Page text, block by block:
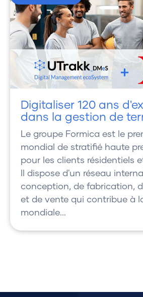
Digitaliser 120 ans
dans la gestion de
Le groupe Formica est le
mondial de stratifié haute
pour les clients résidentiels
Il dispose d'un réseau
conception, de fabrication,
et de vente qui contribue à
mondiale...